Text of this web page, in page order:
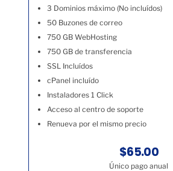
3 Dominios máximo (No incluídos)
50 Buzones de correo
750 GB WebHosting
750 GB de transferencia
SSL Incluídos
cPanel incluído
Instaladores 1 Click
Acceso al centro de soporte
Renueva por el mismo precio
$65.00
Único pago anual